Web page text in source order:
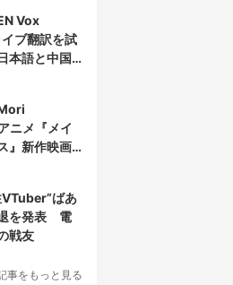
Vox
ブ翻訳を試
本語と中国
ニメ『メイ
』新作映画
ばあ
を発表 電
戦友
事をもっと見る